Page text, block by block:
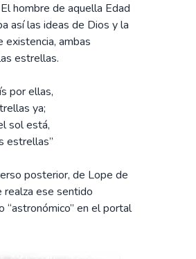
hombre de aquella Edad
así las ideas de Dios y la
existencia, ambas
estrellas.
por ellas,
ya;
sol está,
estrellas”
posterior, de Lope de
realza ese sentido
“astronómico” en el portal